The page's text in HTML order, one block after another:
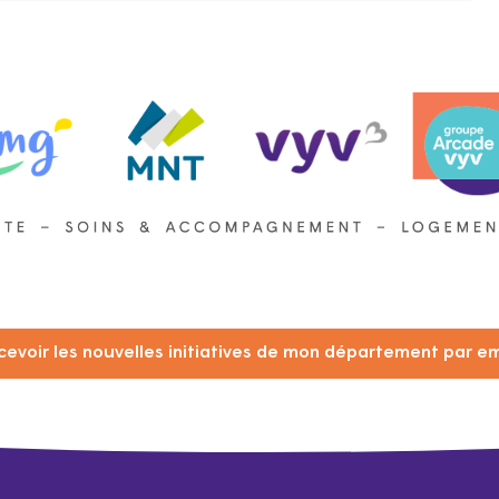
les nouvelles initiatives de mon département par